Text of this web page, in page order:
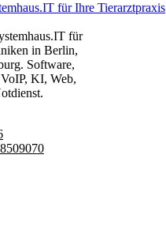
für Ihre Tierarztpraxis
für
in Berlin,
Software,
KI, Web,